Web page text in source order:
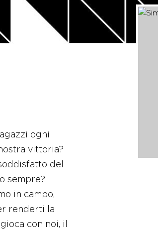
ogni
vittoria?
del
sempre?
in campo,
renderti la
con noi, il